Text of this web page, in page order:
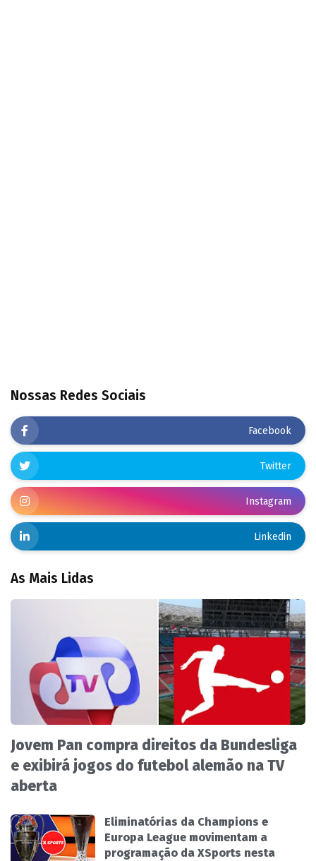
Nossas Redes Sociais
Facebook
Twitter
Instagram
Linkedin
As Mais Lidas
Jovem Pan compra direitos da Bundesliga
e exibirá jogos do futebol alemão na TV
aberta
Eliminatórias da Champions e
Europa League movimentam a
programação da XSports nesta